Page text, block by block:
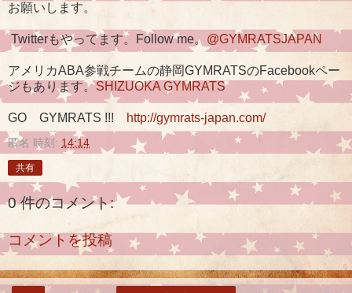
お願いします。
Twitterもやってます。Follow me。 @GYMRATSJAPAN
アメリカABA参戦チームの静岡GYMRATSのFacebookペー
ジもあります。SHIZUOKA GYMRATS
GO GYMRATS !!! http://gymrats-japan.com/
匿名 時刻: 14:14
共有
0 件のコメント:
コメントを投稿